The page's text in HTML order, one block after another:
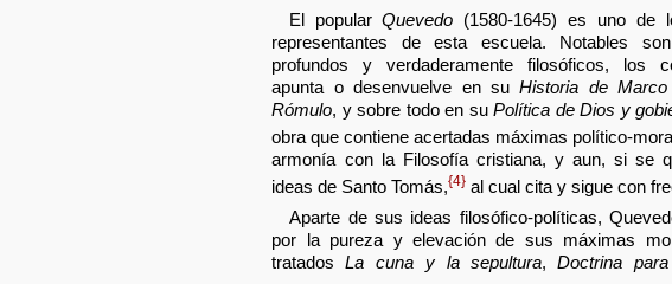
El popularQuevedo (1580-1645) es uno de
representantes de esta escuela. Notables
profundos y verdaderamente filosóficos, los
apunta o desenvuelve en suHistoria de Marco
Rómulo, y sobre todo en suPolítica de Dios y
obra que contiene acertadas máximas político-
armonía con la Filosofía cristiana, y aun, si se
ideas de Santo Tomás,{4} al cual cita y sigue con
Aparte de sus ideas filosófico-políticas,
por la pureza y elevación de sus máximas
tratadosLa cuna y la sepultura,Doctrina